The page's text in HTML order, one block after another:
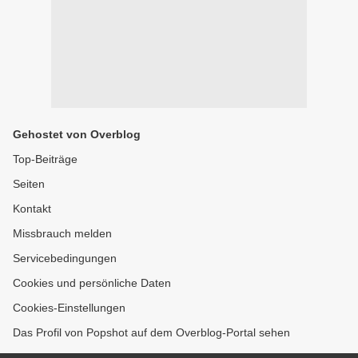
Gehostet von Overblog
Top-Beiträge
Seiten
Kontakt
Missbrauch melden
Servicebedingungen
Cookies und persönliche Daten
Cookies-Einstellungen
Das Profil von Popshot auf dem Overblog-Portal sehen